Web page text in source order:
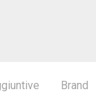
Brand